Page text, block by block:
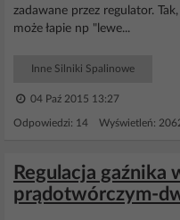
zadawane przez regulator.
może łapie np "lewe...
Inne Silniki Spalinowe
04 Paź 2015 13:27
Odpowiedzi: 14 Wyświetleń:
Regulacja gaźnika
prądotwórczym-